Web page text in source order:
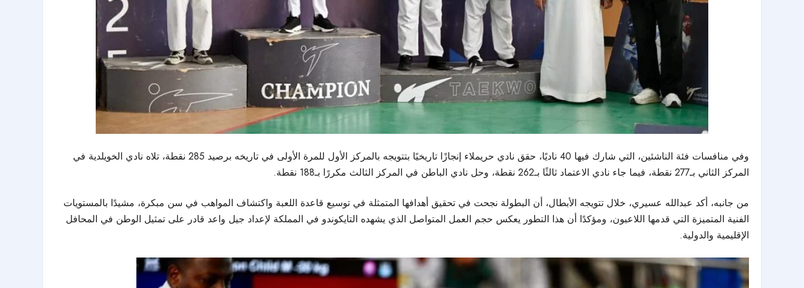
وفي منافسات فئة الناشئين، التي شارك فيها 40 ناديًا، حقق نادي حريملاء إنجازًا تاريخيًا بتتويجه بالمركز الأول للمرة الأولى في تاريخه برصيد 285 نقطة، تلاه نادي الخويلدية في
المركز الثاني بـ277 نقطة، فيما جاء نادي الاعتماد ثالثًا بـ262 نقطة، وحل نادي الباطن في المركز الثالث مكررًا بـ188 نقطة.
من جانبه، أكد عبدالله عسيري، خلال تتويجه الأبطال، أن البطولة نجحت في تحقيق أهدافها المتمثلة في توسيع قاعدة اللعبة واكتشاف المواهب في سن مبكرة، مشيدًا بالمستويات
الفنية المتميزة التي قدمها اللاعبون، ومؤكدًا أن هذا التطور يعكس حجم العمل المتواصل الذي يشهده التايكوندو في المملكة لإعداد جيل واعد قادر على تمثيل الوطن في المحافل
الإقليمية والدولية.